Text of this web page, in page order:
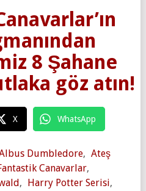
8 Şahane
göz atın!
X WhatsApp
Dumbledore, Ateş
Canavarlar,
, Harry Potter Serisi,